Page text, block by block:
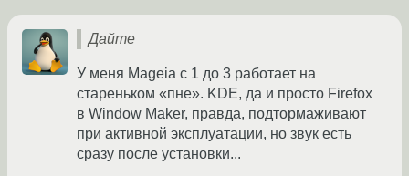
Дайте
У меня Mageia с 1 до 3 работает на
стареньком «пне». KDE, да и просто Firefox
в Window Maker, правда, подтормаживают
при активной эксплуатации, но звук есть
сразу после установки...